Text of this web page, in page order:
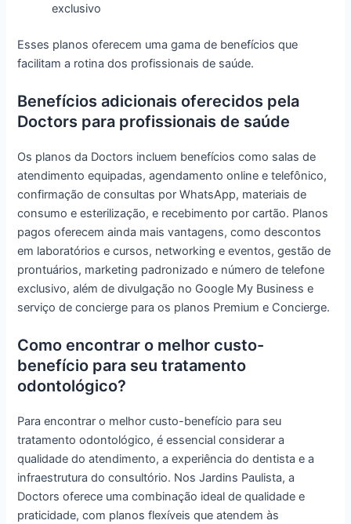
exclusivo
Esses planos oferecem uma gama de benefícios que
facilitam a rotina dos profissionais de saúde.
Benefícios adicionais oferecidos pela
Doctors para profissionais de saúde
Os planos da Doctors incluem benefícios como salas de
atendimento equipadas, agendamento online e telefônico,
confirmação de consultas por WhatsApp, materiais de
consumo e esterilização, e recebimento por cartão. Planos
pagos oferecem ainda mais vantagens, como descontos
em laboratórios e cursos, networking e eventos, gestão de
prontuários, marketing padronizado e número de telefone
exclusivo, além de divulgação no Google My Business e
serviço de concierge para os planos Premium e Concierge.
Como encontrar o melhor custo-
benefício para seu tratamento
odontológico?
Para encontrar o melhor custo-benefício para seu
tratamento odontológico, é essencial considerar a
qualidade do atendimento, a experiência do dentista e a
infraestrutura do consultório. Nos Jardins Paulista, a
Doctors oferece uma combinação ideal de qualidade e
praticidade, com planos flexíveis que atendem às